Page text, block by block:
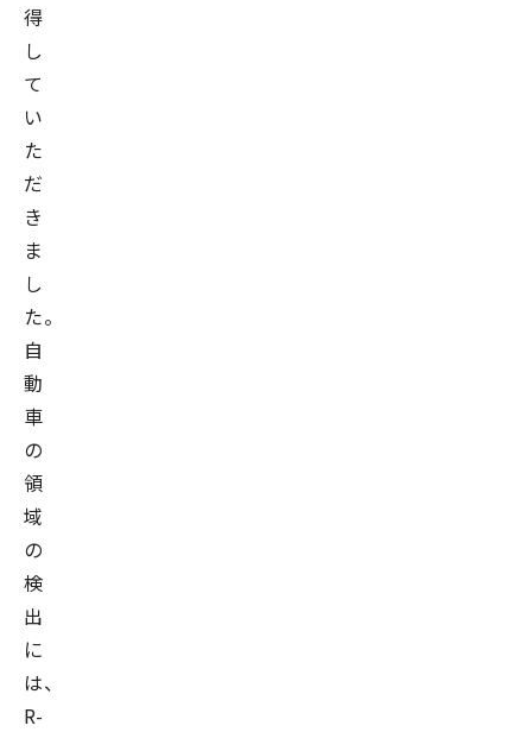
得
し
て
い
た
だ
き
ま
し
た。
自
動
車
の
領
域
の
検
出
に
は、
R-